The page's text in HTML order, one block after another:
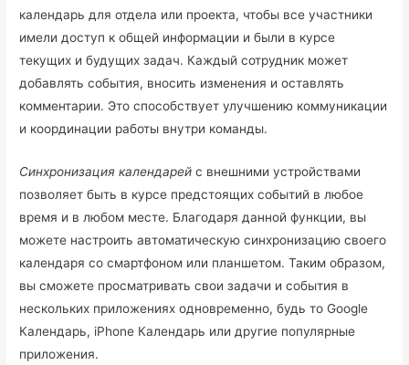
календарь для отдела или проекта, чтобы все участники
имели доступ к общей информации и были в курсе
текущих и будущих задач. Каждый сотрудник может
добавлять события, вносить изменения и оставлять
комментарии. Это способствует улучшению коммуникации
и координации работы внутри команды.
Синхронизация календарей с внешними устройствами
позволяет быть в курсе предстоящих событий в любое
время и в любом месте. Благодаря данной функции, вы
можете настроить автоматическую синхронизацию своего
календаря со смартфоном или планшетом. Таким образом,
вы сможете просматривать свои задачи и события в
нескольких приложениях одновременно, будь то Google
Календарь, iPhone Календарь или другие популярные
приложения.